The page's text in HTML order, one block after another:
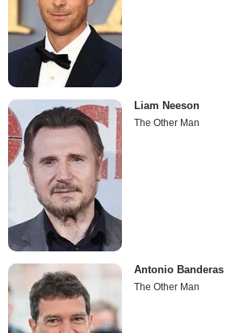
Liam Neeson
The Other Man
Antonio Banderas
The Other Man